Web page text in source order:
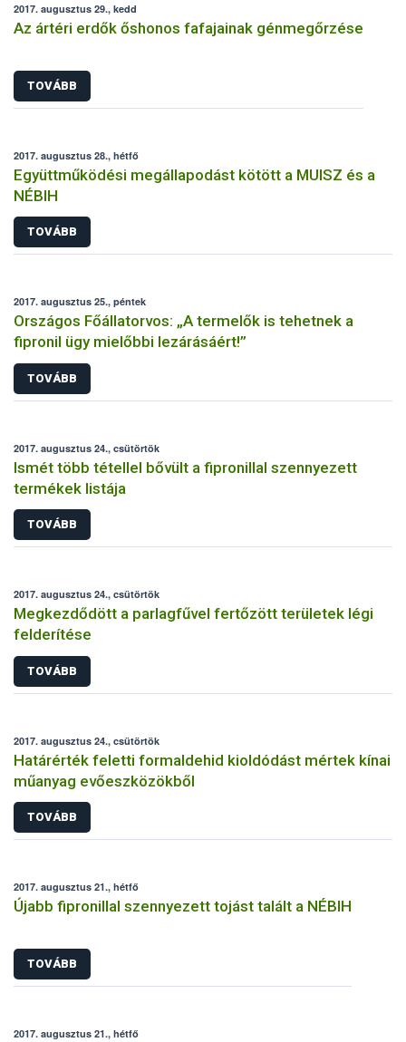
2017. augusztus 29., kedd
Az ártéri erdők őshonos fafajainak génmegőrzése
TOVÁBB
2017. augusztus 28., hétfő
Együttműködési megállapodást kötött a MUISZ és a
NÉBIH
TOVÁBB
2017. augusztus 25., péntek
Országos Főállatorvos: „A termelők is tehetnek a
fipronil ügy mielőbbi lezárásáért!”
TOVÁBB
2017. augusztus 24., csütörtök
Ismét több tétellel bővült a fipronillal szennyezett
termékek listája
TOVÁBB
2017. augusztus 24., csütörtök
Megkezdődött a parlagfűvel fertőzött területek légi
felderítése
TOVÁBB
2017. augusztus 24., csütörtök
Határérték feletti formaldehid kioldódást mértek kínai
műanyag evőeszközökből
TOVÁBB
2017. augusztus 21., hétfő
Újabb fipronillal szennyezett tojást talált a NÉBIH
TOVÁBB
2017. augusztus 21., hétfő